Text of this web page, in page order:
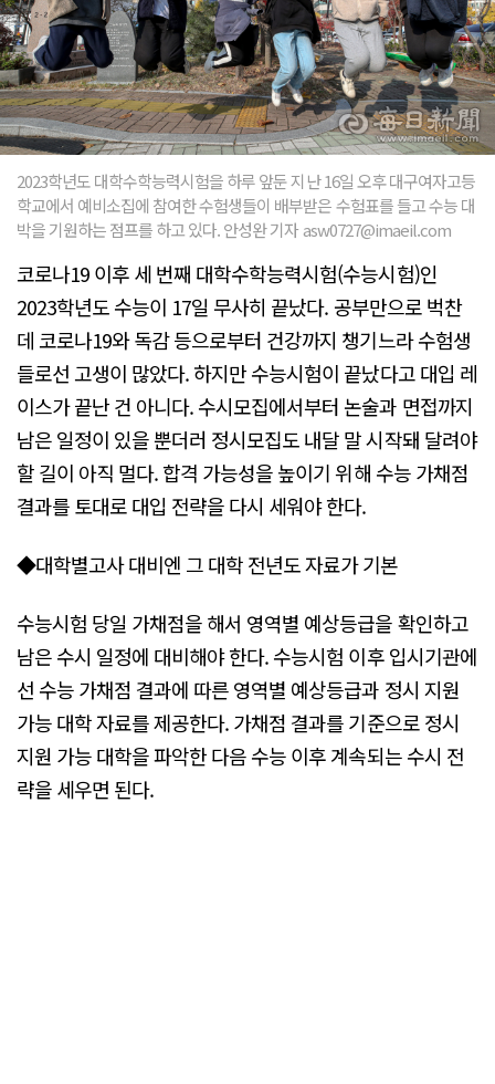
2023학년도 대학수학능력시험을 하루 앞둔 지난 16일 오후 대구여자고등
학교에서 예비소집에 참여한 수험생들이 배부받은 수험표를 들고 수능 대
박을 기원하는 점프를 하고 있다. 안성완 기자 asw0727@imaeil.com
코로나19 이후 세 번째 대학수학능력시험(수능시험)인
2023학년도 수능이 17일 무사히 끝났다. 공부만으로 벅찬
데 코로나19와 독감 등으로부터 건강까지 챙기느라 수험생
들로선 고생이 많았다. 하지만 수능시험이 끝났다고 대입 레
이스가 끝난 건 아니다. 수시모집에서부터 논술과 면접까지
남은 일정이 있을 뿐더러 정시모집도 내달 말 시작돼 달려야
할 길이 아직 멀다. 합격 가능성을 높이기 위해 수능 가채점
결과를 토대로 대입 전략을 다시 세워야 한다.
◆대학별고사 대비엔 그 대학 전년도 자료가 기본
수능시험 당일 가채점을 해서 영역별 예상등급을 확인하고
남은 수시 일정에 대비해야 한다. 수능시험 이후 입시기관에
선 수능 가채점 결과에 따른 영역별 예상등급과 정시 지원
가능 대학 자료를 제공한다. 가채점 결과를 기준으로 정시
지원 가능 대학을 파악한 다음 수능 이후 계속되는 수시 전
략을 세우면 된다.